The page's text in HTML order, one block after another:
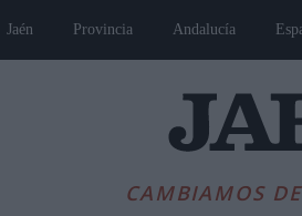
Jaén Provincia Andalucía
CAMBIAMOS